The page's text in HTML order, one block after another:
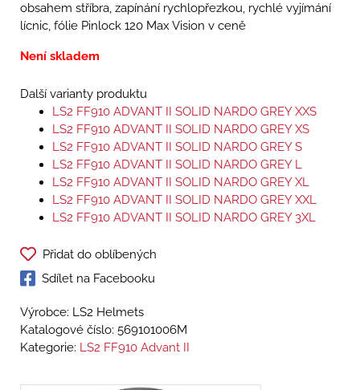
obsahem stříbra, zapínání rychlopřezkou, rychlé vyjímání
lícnic, fólie Pinlock 120 Max Vision v ceně
Není skladem
Další varianty produktu
LS2 FF910 ADVANT II SOLID NARDO GREY XXS
LS2 FF910 ADVANT II SOLID NARDO GREY XS
LS2 FF910 ADVANT II SOLID NARDO GREY S
LS2 FF910 ADVANT II SOLID NARDO GREY L
LS2 FF910 ADVANT II SOLID NARDO GREY XL
LS2 FF910 ADVANT II SOLID NARDO GREY XXL
LS2 FF910 ADVANT II SOLID NARDO GREY 3XL
Přidat do oblíbených
Sdílet na Facebooku
Výrobce: LS2 Helmets
Katalogové číslo: 569101006M
Kategorie: LS2 FF910 Advant II